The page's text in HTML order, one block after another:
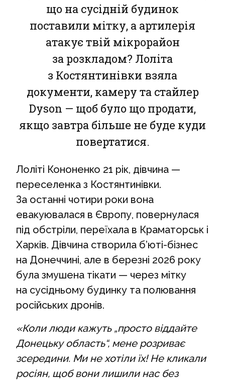
що на сусідній будинок
поставили мітку, а артилерія
атакує твій мікрорайон
за розкладом? Лоліта
з Костянтинівки взяла
документи, камеру та стайлер
Dyson — щоб було що продати,
якщо завтра більше не буде куди
повертатися.
Лоліті Кононенко 21 рік, дівчина —
переселенка з Костянтинівки.
За останні чотири роки вона
евакуювалася в Європу, повернулася
під обстріли, переїхала в Краматорськ і
Харків. Дівчина створила б’юті-бізнес
на Донеччині, але в березні 2026 року
була змушена тікати — через мітку
на сусідньому будинку та полювання
російських дронів.
«Коли люди кажуть „просто віддайте
Донецьку область“, мене розриває
зсередини. Ми не хотіли їх! Не кликали
росіян, щоб вони лишили нас без